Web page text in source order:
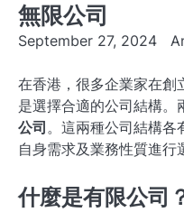
無限公司
September 27, 2024
在香港，很多企業家在創
是選擇合適的公司結構。
公司 。這兩種公司結構各
自身需求及業務性質進行
什麼是有限公司